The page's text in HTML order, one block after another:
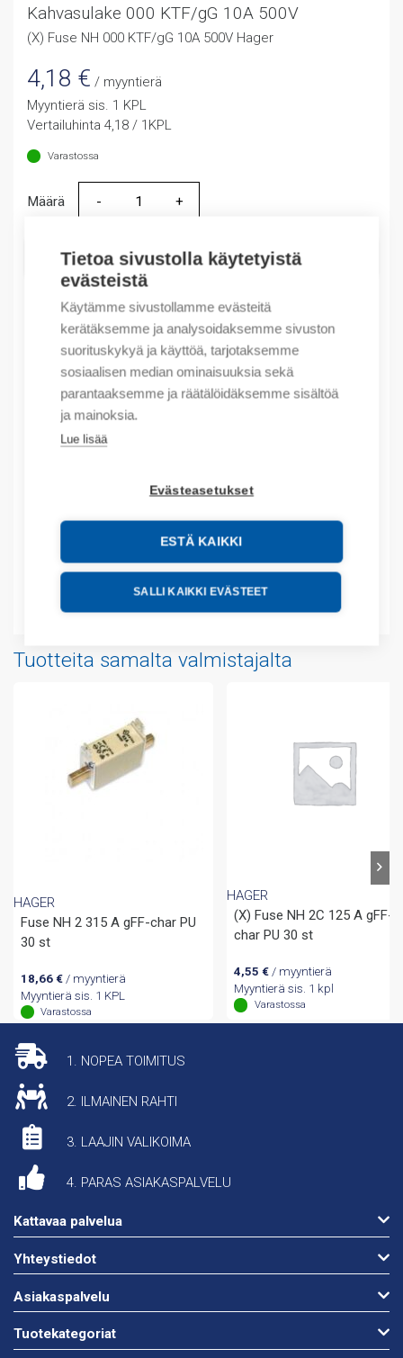
Tietoa sivustolla käytetyistä
evästeistä
Käytämme sivustollamme evästeitä
kerätäksemme ja analysoidaksemme sivuston
suorituskykyä ja käyttöä, tarjotaksemme
sosiaalisen median ominaisuuksia sekä
parantaaksemme ja räätälöidäksemme sisältöä
ja mainoksia.
Lue lisää
Evästeasetukset
ESTÄ KAIKKI
SALLI KAIKKI EVÄSTEET
Kahvasulake 000 KTF/gG 10A 500V
(X) Fuse NH 000 KTF/gG 10A 500V Hager
4,18 € / myyntierä
Myyntierä sis. 1 KPL
Vertailuhinta 4,18 / 1KPL
Varastossa
Määrä
Määrä
LISÄÄ OSTOSKORIIN
Tilauskoodi: 9001010100101003K
Product order number: 9001010100101003K
Valmistajan tuotenumero: 9001010100101003
Sähkönumero: 3131054
Lisätiedot
Tuotteita samalta valmistajalta
HAGER
Fuse NH 2 315 A gFF-char PU
30 st
18,66 €/ myyntierä
Myyntierä sis. 1 KPL
Varastossa
HAGER
(X) Fuse NH 2C 125 A gFF-
char PU 30 st
4,55 € / myyntierä
Myyntierä sis. 1 kpl
Varastossa
1. NOPEA TOIMITUS
2. ILMAINEN RAHTI
3. LAAJIN VALIKOIMA
4. PARAS ASIAKASPALVELU
Kattavaa palvelua
Yhteystiedot
Asiakaspalvelu
Tuotekategoriat